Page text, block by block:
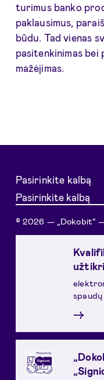
turimus banko
paklausimus,
būdu. Tad vienas
pasitenkinimas bei
mažėjimas.
Pasirinkite kalbą
Pasirinkite kalbą
© 2026 — „Dokobit“
→